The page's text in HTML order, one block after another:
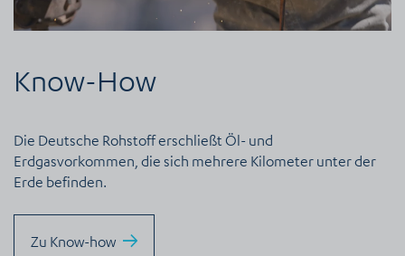
Know-How
Die Deutsche Rohstoff erschließt Öl- und
Erdgasvorkommen, die sich mehrere Kilometer unter der
Erde befinden.
Zu Know-how